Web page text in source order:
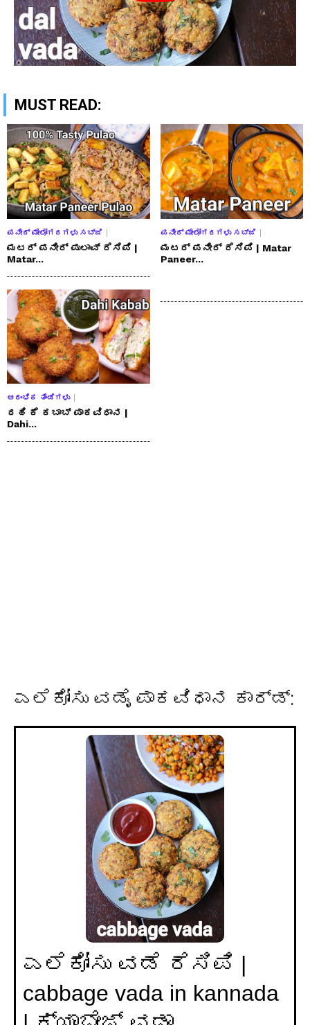
MUST READ:
ಪನೀರ್ ಮೇಲೋಗರಗಳು ಸಬ್ಜಿ
ಮಟರ್ ಪನೀರ್ ಪುಲಾವ್ ರೆಸಿಪಿ |
Matar...
ಪನೀರ್ ಮೇಲೋಗರಗಳು ಸಬ್ಜಿ
ಮಟರ್ ಪನೀರ್ ರೆಸಿಪಿ | Matar
Paneer...
ಆರಂಭಿಕ ತಿಂಡಿಗಳು
ದಹಿ ಕೆ ಕಬಾಬ್ ಪಾಕವಿಧಾನ |
Dahi...
ಎಲೆಕೋಸು ವಡೈ ಪಾಕವಿಧಾನ ಕಾರ್ಡ್:
ಎಲೆಕೋಸು ವಡೆ ರೆಸಿಪಿ |
cabbage vada in kannada